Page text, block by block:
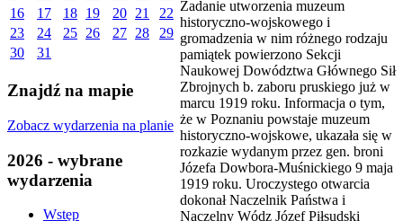
16
17 18 19 20 21
22
23
24 25 26 27 28
29
30
31
Znajdź na mapie
Zobacz wydarzenia na planie
2026 - wybrane
wydarzenia
Wstęp
Zadanie utworzenia muzeum
historyczno-wojskowego i
gromadzenia w nim różnego rodzaju
pamiątek powierzono Sekcji
Naukowej Dowództwa Głównego Sił
Zbrojnych b. zaboru pruskiego już w
marcu 1919 roku. Informacja o tym,
że w Poznaniu powstaje muzeum
historyczno-wojskowe, ukazała się w
rozkazie wydanym przez gen. broni
Józefa Dowbora-Muśnickiego 9 maja
1919 roku. Uroczystego otwarcia
dokonał Naczelnik Państwa i
Naczelny Wódz Józef Piłsudski